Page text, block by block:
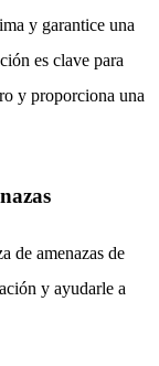
y garantice una
es clave para
y proporciona una
de amenazas de
y ayudarle a